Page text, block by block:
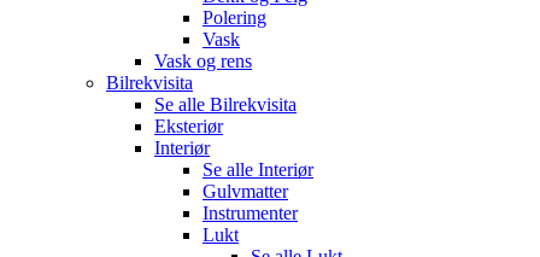
Polering
Vask
Vask og rens
Bilrekvisita
Se alle Bilrekvisita
Eksteriør
Interiør
Se alle Interiør
Gulvmatter
Instrumenter
Lukt